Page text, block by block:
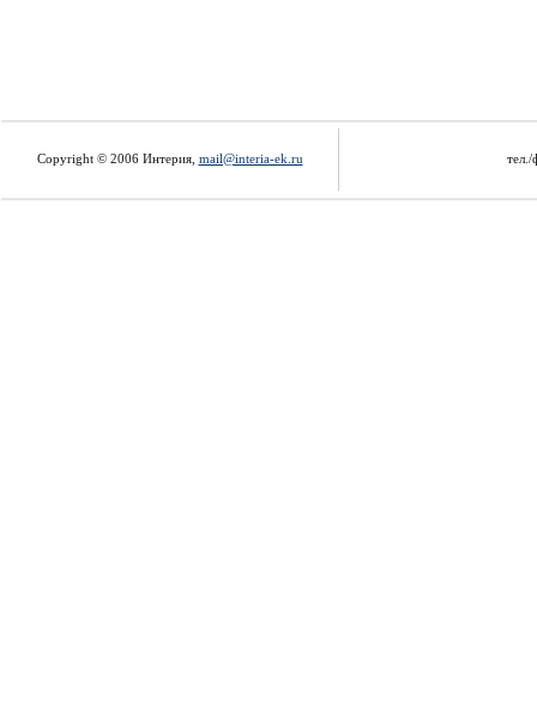
Copyright © 2006 Интерия, mail@interia-ek.ru